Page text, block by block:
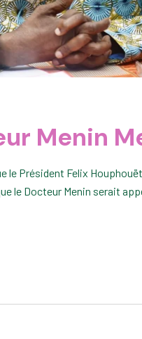
Menin
le Président Felix
le Docteur Menin serait